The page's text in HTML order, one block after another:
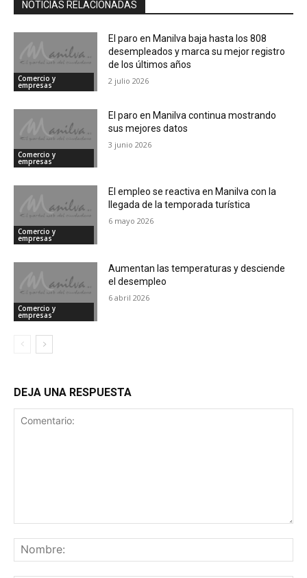
NOTICIAS RELACIONADAS
Comercio y
empresas
El paro en Manilva baja hasta los 808
desempleados y marca su mejor registro
de los últimos años
2 julio 2026
Comercio y
empresas
El paro en Manilva continua mostrando
sus mejores datos
3 junio 2026
Comercio y
empresas
El empleo se reactiva en Manilva con la
llegada de la temporada turística
6 mayo 2026
Comercio y
empresas
Aumentan las temperaturas y desciende
el desempleo
6 abril 2026
DEJA UNA RESPUESTA